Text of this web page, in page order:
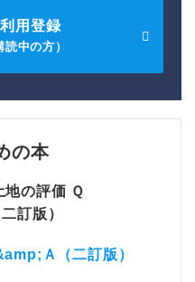
用登録
読中の方）
の本
Ａ（二訂版）